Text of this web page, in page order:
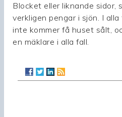
Blocket eller liknande sidor,
verkligen pengar i sjön. I
inte kommer få huset sålt,
en mäklare i alla fall.